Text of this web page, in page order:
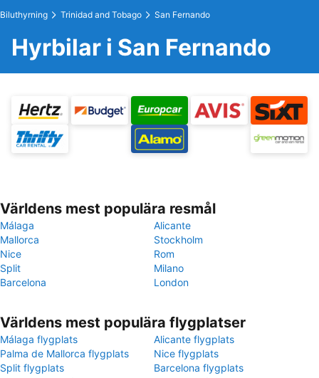
Biluthyrning Trinidad and Tobago San Fernando
Hyrbilar i San Fernando
Världens mest populära resmål
Málaga
Alicante
Mallorca
Stockholm
Nice
Rom
Split
Milano
Barcelona
London
Världens mest populära flygplatser
Málaga flygplats
Alicante flygplats
Palma de Mallorca flygplats
Nice flygplats
Split flygplats
Barcelona flygplats